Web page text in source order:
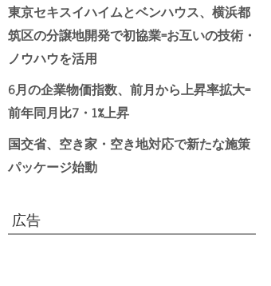
東京セキスイハイムとベンハウス、横浜都
筑区の分譲地開発で初協業=お互いの技術・
ノウハウを活用
6月の企業物価指数、前月から上昇率拡大=
前年同月比7・1%上昇
国交省、空き家・空き地対応で新たな施策
パッケージ始動
広告